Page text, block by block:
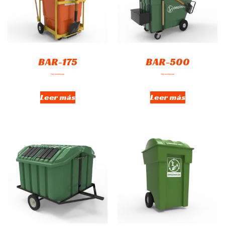
BAR-175
Hay existencias
Leer más
BAR-500
Hay existencias
Leer más